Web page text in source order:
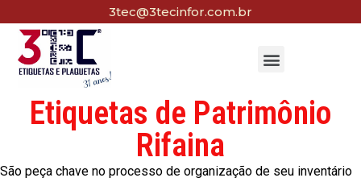
3tec@3tecinfor.com.br
Etiquetas de Patrimônio
Rifaina
São peça chave no processo de organização de seu inventário